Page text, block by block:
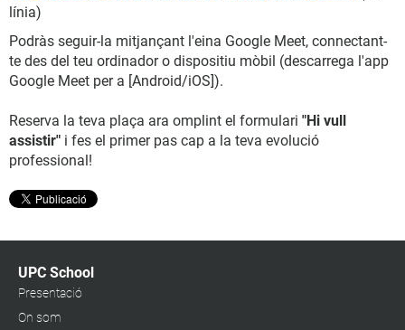
línia)
Podràs seguir-la mitjançant l'eina Google Meet, connectant-
te des del teu ordinador o dispositiu mòbil (descarrega l'app
Google Meet per a [Android/iOS]).
Reserva la teva plaça ara omplint el formulari "Hi vull
assistir" i fes el primer pas cap a la teva evolució
professional!
UPC School
Presentació
On som